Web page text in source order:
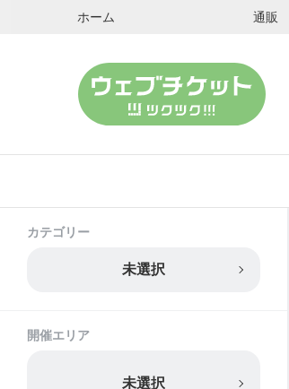
ホーム 通販
カテゴリー
未選択
開催エリア
未選択